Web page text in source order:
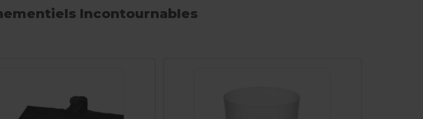
Incontournables